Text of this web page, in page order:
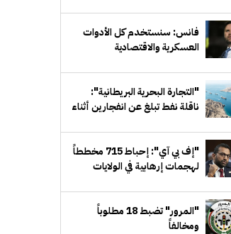
فانس: سنستخدم كل الأدوات
العسكرية والاقتصادية
مع إيران
"التجارة البحرية البريطانية":
ناقلة نفط تبلغ عن انفجارين أثناء
أضرار
"إف بي آي": إحباط 715 مخططاً
لهجمات إرهابية في الولايات
"المرور" تضبط 18 مطلوباً
ومخالفاً